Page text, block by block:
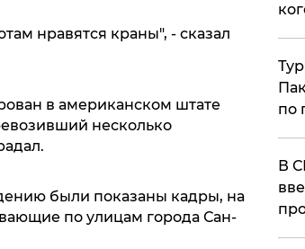
нравятся краны", - сказал
в американском штате
несколько
были показаны кадры, на
по улицам города Сан-
по
В